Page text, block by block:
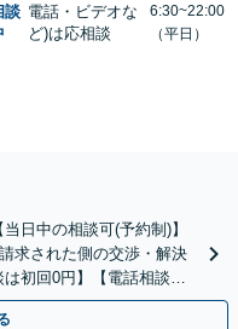
談 電話・ビデオな
ど)は応相談
6:30~22:00
（平日）
日中の相談可(予約制)】
求された側の交渉・解決
初回0円】【電話相談で